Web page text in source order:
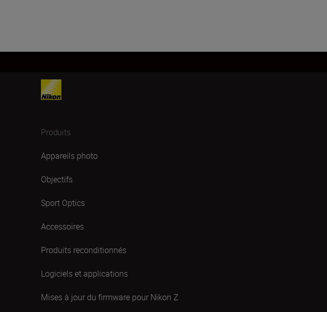
Produits
Appareils photo
Objectifs
Sport Optics
Accessoires
Produits reconditionnés
Logiciels et applications
Mises à jour du firmware pour Nikon Z